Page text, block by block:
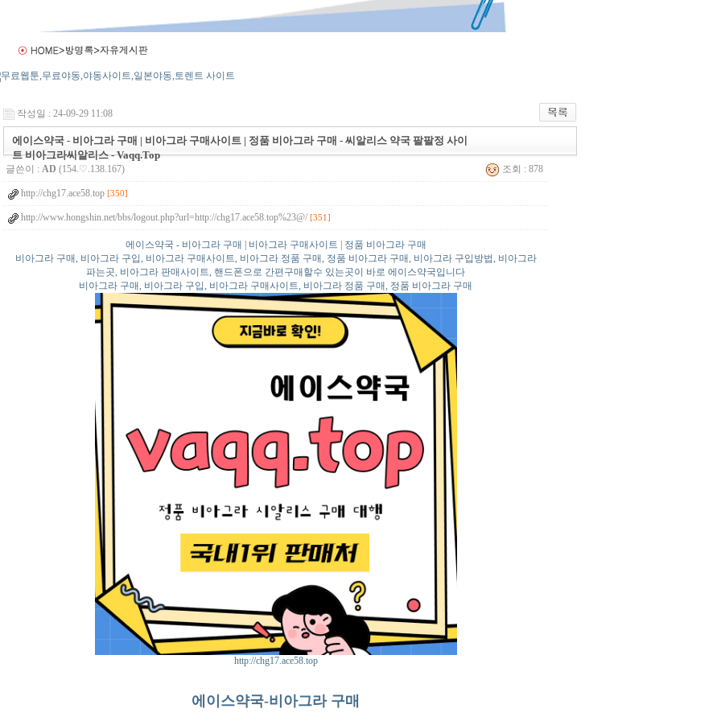
작성일 : 24-09-29 11:08
에이스약국 - 비아그라 구매 | 비아그라 구매사이트 | 정품 비아그라 구매 - 씨알리스 약국 팔팔정 사이
트 비아그라씨알리스 - Vaqq.Top
글쓴이 : AD (154.♡.138.167) 조회 : 878
http://chg17.ace58.top [350]
http://www.hongshin.net/bbs/logout.php?url=http://chg17.ace58.top%23@/ [351]
에이스약국 - 비아그라 구매 | 비아그라 구매사이트 | 정품 비아그라 구매
비아그라 구매, 비아그라 구입, 비아그라 구매사이트, 비아그라 정품 구매, 정품 비아그라 구매, 비아그라 구입방법, 비아그라
파는곳, 비아그라 판매사이트, 핸드폰으로 간편구매할수 있는곳이 바로 에이스약국입니다
비아그라 구매, 비아그라 구입, 비아그라 구매사이트, 비아그라 정품 구매, 정품 비아그라 구매
http://chg17.ace58.top
에이스약국-비아그라 구매